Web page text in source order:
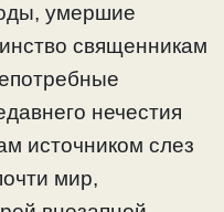
умершие
священникам
нечестия
источником слез
мир,